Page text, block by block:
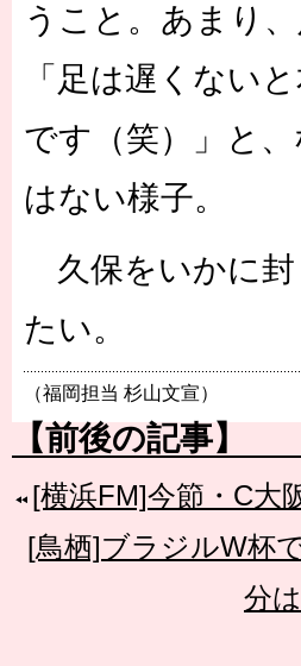
うこと。あまり
「足は遅くない
です（笑）」と
はない様子。
久保をいかに封
たい。
（福岡担当 杉山文宣）
【前後の記事】
[横浜FM]今節・C大
[鳥栖]ブラジルW杯
分